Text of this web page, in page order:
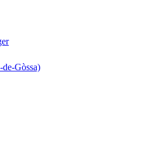
Gòssa)